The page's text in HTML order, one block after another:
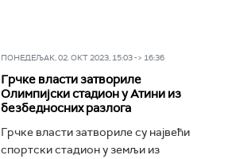
ПОНЕДЕЉАК, 02. ОКТ 2023, 15:03 -> 16:36
Грчке власти затвориле
Олимпијски стадион у Атини из
безбедносних разлога
Грчке власти затвориле су највећи
спортски стадион у земљи из